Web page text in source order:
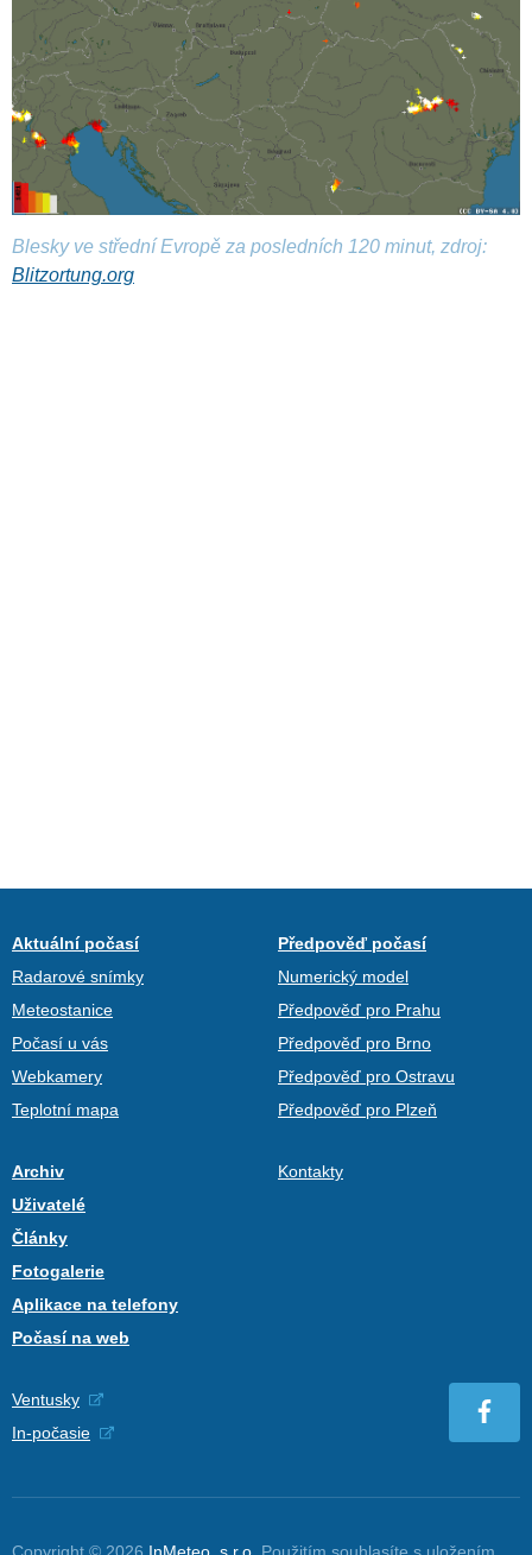
Blesky ve střední Evropě za posledních 120 minut, zdroj:
Blitzortung.org
Aktuální počasí
Radarové snímky
Meteostanice
Počasí u vás
Webkamery
Teplotní mapa
Předpověď počasí
Numerický model
Předpověď pro Prahu
Předpověď pro Brno
Předpověď pro Ostravu
Předpověď pro Plzeň
Archiv
Uživatelé
Články
Fotogalerie
Aplikace na telefony
Počasí na web
Kontakty
Ventusky
In-počasie
Copyright © 2026 InMeteo, s.r.o. Použitím souhlasíte s uložením